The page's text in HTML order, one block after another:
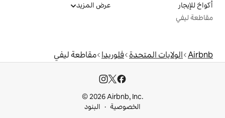
عرض المزيد
فلوريدا مقاطعة ليفي